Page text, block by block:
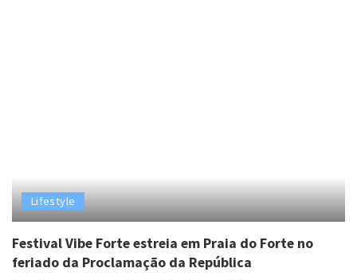
Lifestyle
Festival Vibe Forte estreia em Praia do Forte no
feriado da Proclamação da República